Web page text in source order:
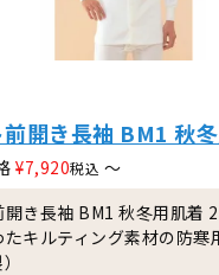
開き長袖 BM1 秋
¥7,920税込 〜
き長袖 BM1 秋冬用肌着
たキルティング素材の防寒